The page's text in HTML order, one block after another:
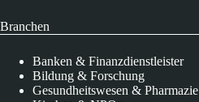
Branchen
Banken & Finanzdienstleister
Bildung & Forschung
Gesundheitswesen & Pharmazie